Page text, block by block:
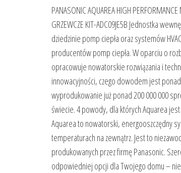
PANASONIC AQUAREA HIGH
GRZEWCZE KIT-ADC09JE5B Jednostka
dziedzinie pomp ciepła oraz systemów
producentów pomp ciepła. W oparciu o
opracowuje nowatorskie rozwiązania i
innowacyjności, czego dowodem jest
wyprodukowanie już ponad 200 000 000
świecie. 4 powody, dla których Aquarea
Aquarea to nowatorski, energooszczędny
temperaturach na zewnątrz. Jest to
produkowanych przez firmę Panasonic.
odpowiedniej opcji dla Twojego domu –